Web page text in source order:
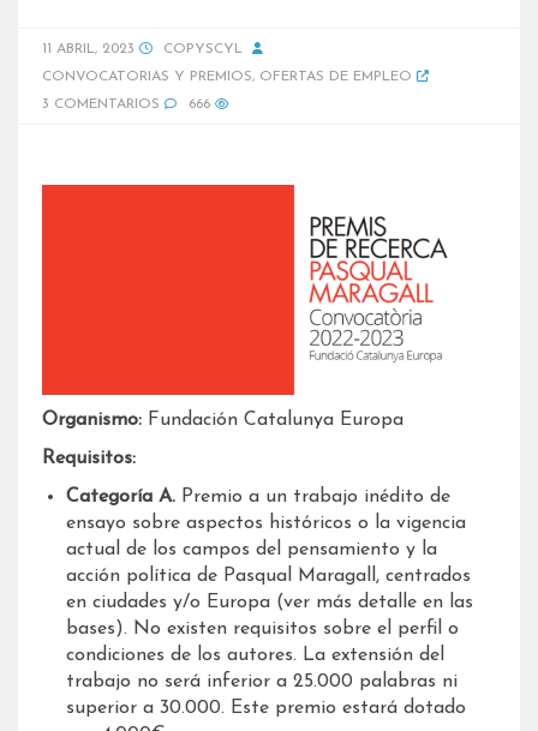
11 ABRIL, 2023
COPYSCYL
CONVOCATORIAS Y PREMIOS, OFERTAS DE EMPLEO
3 COMENTARIOS
666
Organismo: Fundación Catalunya Europa
Requisitos:
Categoría A. Premio a un trabajo inédito de
ensayo sobre aspectos históricos o la vigencia
actual de los campos del pensamiento y la
acción política de Pasqual Maragall, centrados
en ciudades y/o Europa (ver más detalle en las
bases). No existen requisitos sobre el perfil o
condiciones de los autores. La extensión del
trabajo no será inferior a 25.000 palabras ni
superior a 30.000. Este premio estará dotado